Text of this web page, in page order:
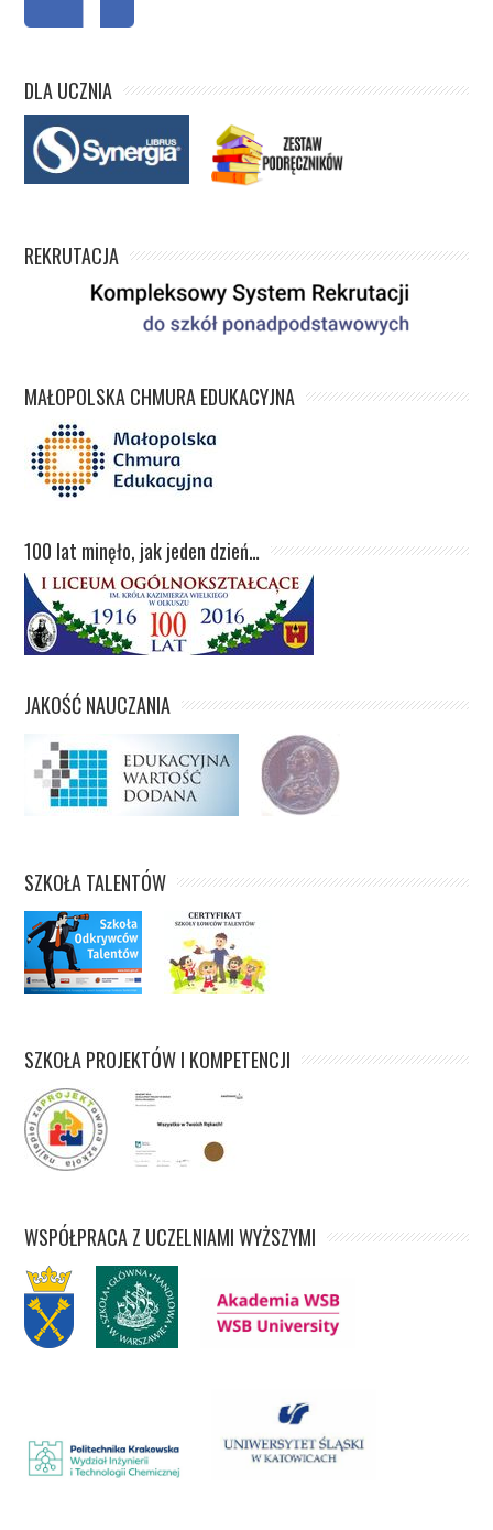
DLA UCZNIA
REKRUTACJA
MAŁOPOLSKA CHMURA EDUKACYJNA
100 lat minęło, jak jeden dzień…
JAKOŚĆ NAUCZANIA
SZKOŁA TALENTÓW
SZKOŁA PROJEKTÓW I KOMPETENCJI
WSPÓŁPRACA Z UCZELNIAMI WYŻSZYMI